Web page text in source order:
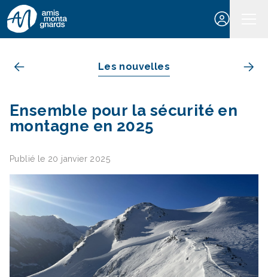
Aller au contenu
Les nouvelles
Ensemble pour la sécurité en
montagne en 2025
Publié le 20 janvier 2025